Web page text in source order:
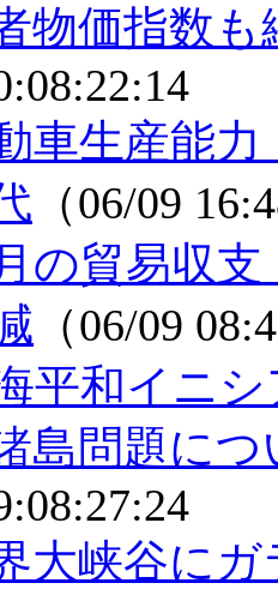
物価指数も
車生産能
（06/09
の貿易収
（06/09
平和イニ
問題につ
大峡谷に